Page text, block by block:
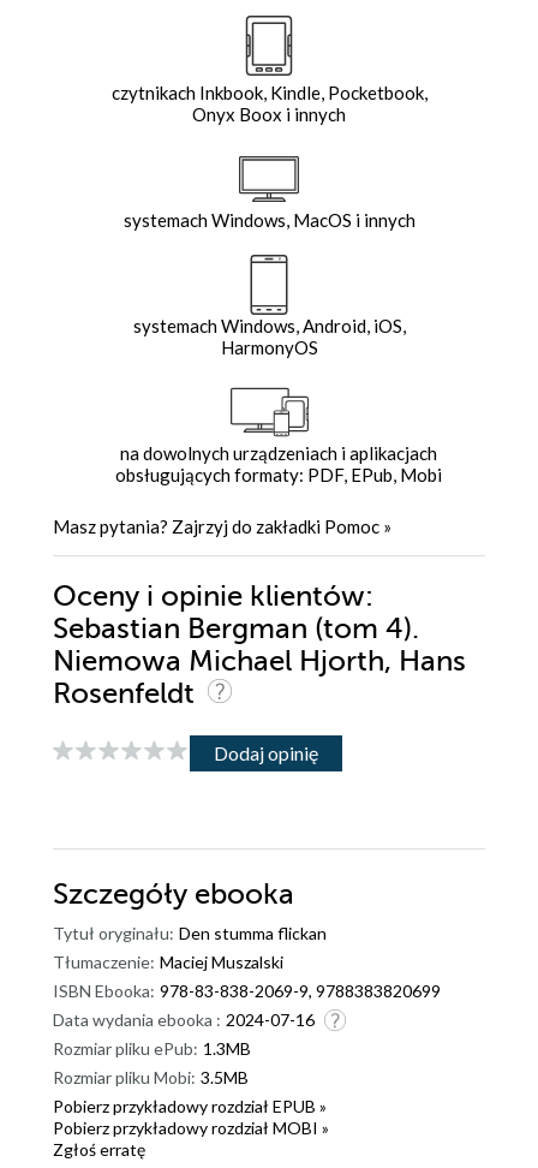
czytnikach Inkbook, Kindle, Pocketbook,
Onyx Boox i innych
systemach Windows, MacOS i innych
systemach Windows, Android, iOS,
HarmonyOS
na dowolnych urządzeniach i aplikacjach
obsługujących formaty: PDF, EPub, Mobi
Masz pytania? Zajrzyj do zakładki Pomoc »
Oceny i opinie klientów:
Sebastian Bergman (tom 4).
Niemowa Michael Hjorth, Hans
Rosenfeldt
Dodaj opinię
Szczegóły ebooka
Tytuł oryginału: Den stumma flickan
Tłumaczenie: Maciej Muszalski
ISBN Ebooka: 978-83-838-2069-9, 9788383820699
Data wydania ebooka : 2024-07-16
Rozmiar pliku ePub: 1.3MB
Rozmiar pliku Mobi: 3.5MB
Pobierz przykładowy rozdział EPUB »
Pobierz przykładowy rozdział MOBI »
Zgłoś erratę